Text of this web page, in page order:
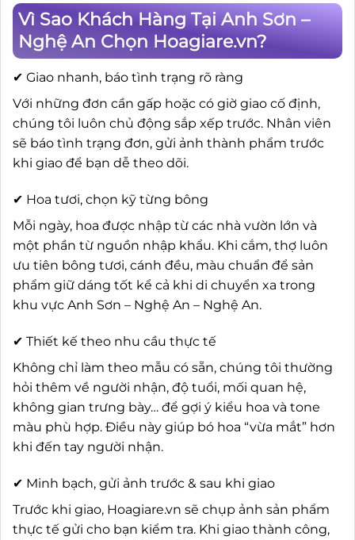
Vì Sao Khách Hàng Tại Anh Sơn –
Nghệ An Chọn Hoagiare.vn?
✔ Giao nhanh, báo tình trạng rõ ràng
Với những đơn cần gấp hoặc có giờ giao cố định,
chúng tôi luôn chủ động sắp xếp trước. Nhân viên
sẽ báo tình trạng đơn, gửi ảnh thành phẩm trước
khi giao để bạn dễ theo dõi.
✔ Hoa tươi, chọn kỹ từng bông
Mỗi ngày, hoa được nhập từ các nhà vườn lớn và
một phần từ nguồn nhập khẩu. Khi cắm, thợ luôn
ưu tiên bông tươi, cánh đều, màu chuẩn để sản
phẩm giữ dáng tốt kể cả khi di chuyển xa trong
khu vực Anh Sơn – Nghệ An – Nghệ An.
✔ Thiết kế theo nhu cầu thực tế
Không chỉ làm theo mẫu có sẵn, chúng tôi thường
hỏi thêm về người nhận, độ tuổi, mối quan hệ,
không gian trưng bày… để gợi ý kiểu hoa và tone
màu phù hợp. Điều này giúp bó hoa “vừa mắt” hơn
khi đến tay người nhận.
✔ Minh bạch, gửi ảnh trước & sau khi giao
Trước khi giao, Hoagiare.vn sẽ chụp ảnh sản phẩm
thực tế gửi cho bạn kiểm tra. Khi giao thành công,